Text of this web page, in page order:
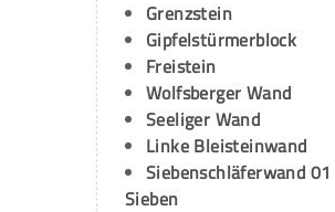
Grenzstein
Gipfelstürmerblock
Freistein
Wolfsberger Wand
Seeliger Wand
Linke Bleisteinwand
Siebenschläferwand
Sieben